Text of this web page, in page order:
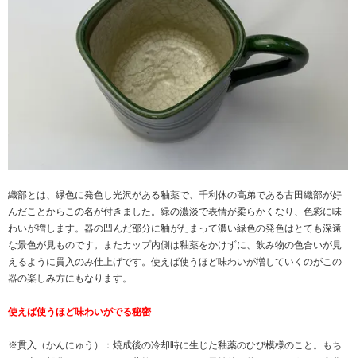
織部とは、緑色に発色し光沢がある釉薬で、千利休の高弟である古田織部が好
んだことからこの名が付きました。緑の濃淡で表情が柔らかくなり、色彩に味
わいが増します。器の凹んだ部分に釉がたまって濃い緑色の発色はとても深遠
な景色が見ものです。またカップ内側は釉薬をかけずに、飲み物の色合いが見
えるように貫入のみ仕上げです。使えば使うほど味わいが増していくのがこの
器の楽しみ方にもなります。
使えば使うほど味わいがでる秘密
※貫入（かんにゅう）：焼成後の冷却時に生じた釉薬のひび模様のこと。もち